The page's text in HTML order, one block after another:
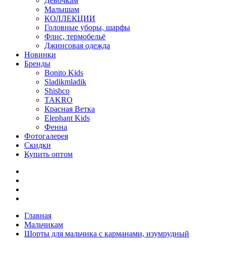
Малышам
КОЛЛЕКЦИИ
Головные уборы, шарфы
Флис, термобельё
Джинсовая одежда
Новинки
Бренды
Bonito Kids
Sladikmladik
Shishco
TAKRO
Красная Ветка
Elephant Kids
Фенна
Фотогалерея
Скидки
Купить оптом
Главная
Мальчикам
Шорты для мальчика с карманами, изумрудный